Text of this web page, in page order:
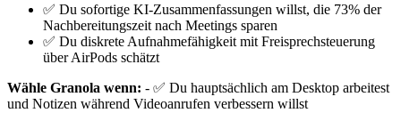
✅ Du sofortige KI-Zusammenfassungen willst, die 73% der
Nachbereitungszeit nach Meetings sparen
✅ Du diskrete Aufnahmefähigkeit mit Freisprechsteuerung
über AirPods schätzt
Wähle Granola wenn: - ✅ Du hauptsächlich am Desktop arbeitest
und Notizen während Videoanrufen verbessern willst